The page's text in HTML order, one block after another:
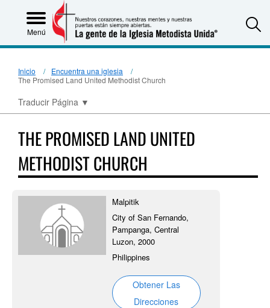
Menú
Inicio
Encuentra una iglesia
The Promised Land United Methodist Church
Traducir Página ▼
THE PROMISED LAND UNITED
METHODIST CHURCH
Malpitik
City of San Fernando,
Pampanga, Central
Luzon, 2000
Philippines
Obtener Las
Direcciones